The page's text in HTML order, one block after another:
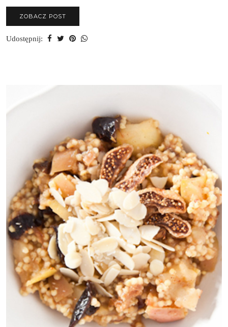
ZOBACZ POST
Udostępnij: